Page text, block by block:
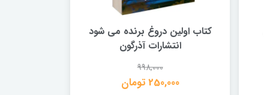
کتاب اولین دروغ برنده می شود
انتشارات آذرگون
998,000
250,000 تومان